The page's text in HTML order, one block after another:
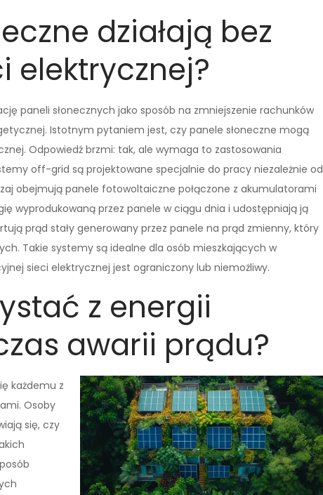
działają bez
elektrycznej?
paneli słonecznych jako sposób na zmniejszenie rachunków
Istotnym pytaniem jest, czy panele słoneczne mogą
Odpowiedź brzmi: tak, ale wymaga to zastosowania
off-grid są projektowane specjalnie do pracy niezależnie od
obejmują panele fotowoltaiczne połączone z akumulatorami
wyprodukowaną przez panele w ciągu dnia i udostępniają ją
prąd stały generowany przez panele na prąd zmienny, który
Takie systemy są idealne dla osób mieszkających w
sieci elektrycznej jest ograniczony lub niemożliwy.
z energii
awarii prądu?
każdemu z
Osoby
się, czy